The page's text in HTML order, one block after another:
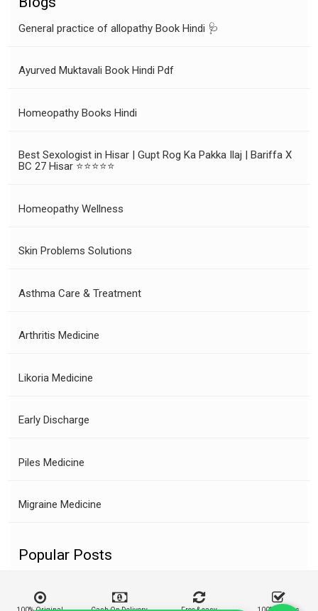
General practice of allopathy Book Hindi 🩺
Ayurved Muktavali Book Hindi Pdf
Homeopathy Books Hindi
Best Sexologist in Hisar | Gupt Rog Ka Pakka Ilaj | Bariffa X
BC 27 Hisar ⭐⭐⭐⭐⭐
Homeopathy Wellness
Skin Problems Solutions
Asthma Care & Treatment
Arthritis Medicine
Likoria Medicine
Early Discharge
Piles Medicine
Migraine Medicine
Popular Posts